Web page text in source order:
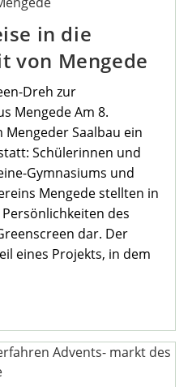
in die
von Mengede
Dreh zur
Mengede Am 8.
Saalbau ein
Schülerinnen und
Gymnasiums und
Mengede stellten in
des
dar. Der
eines Projekts, in dem